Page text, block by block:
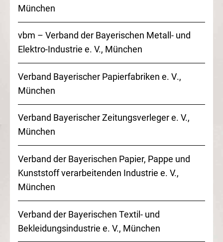
München
vbm – Verband der Bayerischen Metall- und
Elektro-Industrie e. V., München
Verband Bayerischer Papierfabriken e. V.,
München
Verband Bayerischer Zeitungsverlegere. V.,
München
Verband der Bayerischen Papier, Pappe und
Kunststoff verarbeitenden Industrie e. V.,
München
Verband der Bayerischen Textil- und
Bekleidungsindustrie e. V., München